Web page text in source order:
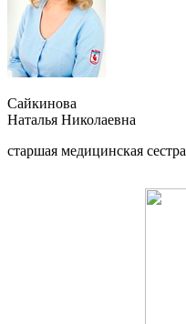
Сайкинова
Наталья Николаевна
старшая медицинская сестра